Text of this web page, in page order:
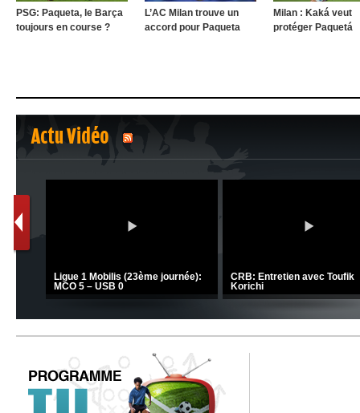
PSG: Paqueta, le Barça
toujours en course ?
L’AC Milan trouve un
accord pour Paqueta
Milan : Kaká veut
protéger Paquetá
Actu Vidéo
1 2
CRB: Entretien avec Toufik
Korichi
Ligue 1 Mobilis (23ème journée):
MCO 5 – USB 0